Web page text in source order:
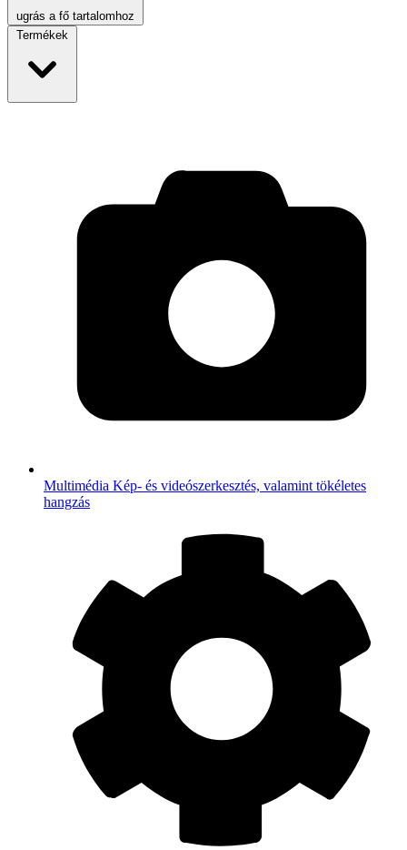
ugrás a fő tartalomhoz
Termékek
Multimédia Kép- és videószerkesztés, valamint tökéletes
hangzás